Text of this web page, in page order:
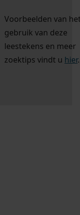
Voorbeelden van
gebruik van deze
leestekens en meer
zoektips vindt u hier.